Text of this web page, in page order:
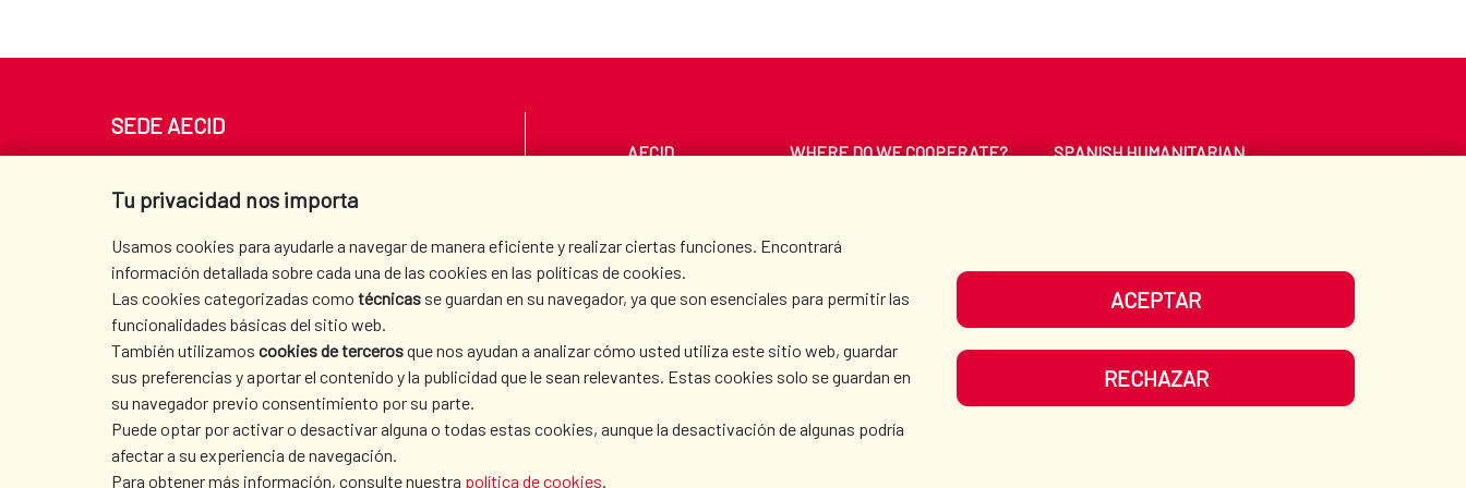
Tu privacidad nos importa
Usamos cookies para ayudarle a navegar de manera eficiente y realizar ciertas funciones. Encontrará
información detallada sobre cada una de las cookies en las políticas de cookies.
Las cookies categorizadas como técnicas se guardan en su navegador, ya que son esenciales para permitir las
funcionalidades básicas del sitio web.
También utilizamos cookies de tercerosque nos ayudan a analizar cómo usted utiliza este sitio web, guardar
sus preferencias y aportar el contenido y la publicidad que le sean relevantes. Estas cookies solo se guardan en
su navegador previo consentimiento por su parte.
Puede optar por activar o desactivar alguna o todas estas cookies, aunque la desactivación de algunas podría
afectar a su experiencia de navegación.
Para obtener más información, consulte nuestra política de cookies.
ACEPTAR
RECHAZAR
SEDE AECID
Tel. +34 900 20 30 54​​​​​​​
AECID WHERE DO WE COOPERATE?
SPANISH HUMANITARIAN
PRESS ROOM CULTURE AND SCIENCE
OUR SOCIAL MEDIA
TERMS OF USE | DATA PROTECTION | COOKIE POLICY |